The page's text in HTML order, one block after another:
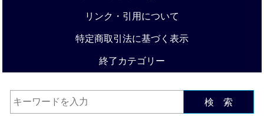
リンク・引用について
特定商取引法に基づく表示
終了カテゴリー
検 索